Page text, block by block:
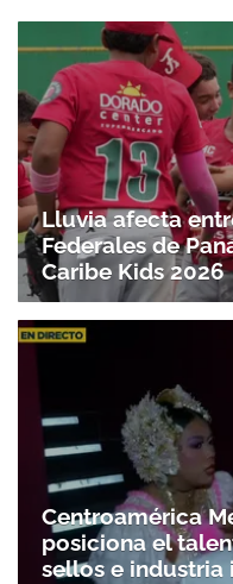
Lluvia afecta
Federales de
Caribe Kids 2026
Centroamérica
posiciona el
sellos e industria